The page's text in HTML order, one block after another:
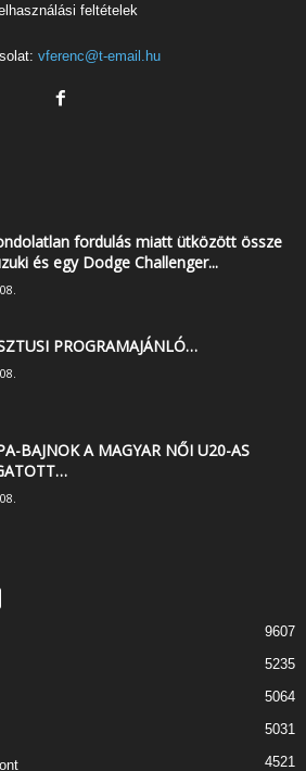
feltételek
vferenc@t-email.hu
fordulás miatt ütközött össze
és egy Dodge Challenger...
PROGRAMAJÁNLÓ…
BAJNOK A MAGYAR NŐI U20-AS
9607
5235
5064
5031
4521